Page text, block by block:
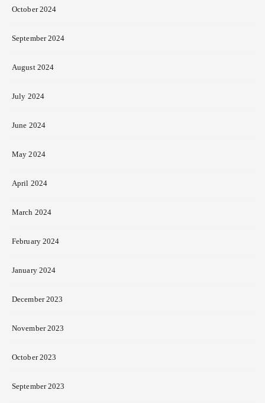
October 2024
September 2024
August 2024
July 2024
June 2024
May 2024
April 2024
March 2024
February 2024
January 2024
December 2023
November 2023
October 2023
September 2023